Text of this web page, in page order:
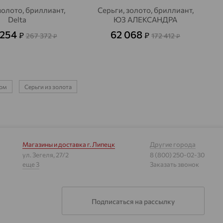
бриллиант,
Delta
₽ 267 372₽
Серьги, золото, бриллиант,
ЮЗ АЛЕКСАНДРА
62 068 ₽ 172 412₽
Серьги из золота
Магазины и доставка г. Липецк
ул. Зегеля, 27/2
еще 3
Другие города
8 (800) 250-02-30
Заказать звонок
Подписаться на рассылку